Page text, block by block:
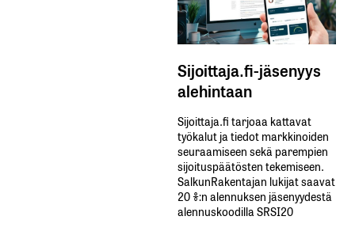
Sijoittaja.fi-jäsenyys
alehintaan
Sijoittaja.fi tarjoaa kattavat
työkalut ja tiedot markkinoiden
seuraamiseen sekä parempien
sijoituspäätösten tekemiseen.
SalkunRakentajan lukijat saavat
20 %:n alennuksen jäsenyydestä
alennuskoodilla SRSI20